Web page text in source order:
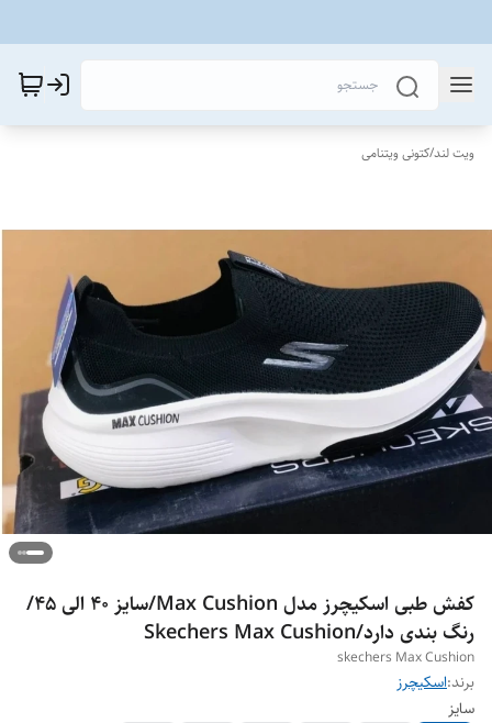
ویت لند/کتونی ویتنامی
کفش طبی اسکیچرز مدل Max Cushion/سایز 40 الی 45/
رنگ بندی دارد/Skechers Max Cushion
skechers Max Cushion
برند:اسکیچرز
سایز